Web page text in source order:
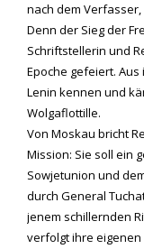
nach dem
Denn der Sieg der
Schriftstellerin und
Epoche gefeiert.
Lenin kennen und
Wolgaflottille.
Von Moskau bricht
Mission: Sie soll ein
Sowjetunion und
durch General
jenem schillernden
verfolgt ihre